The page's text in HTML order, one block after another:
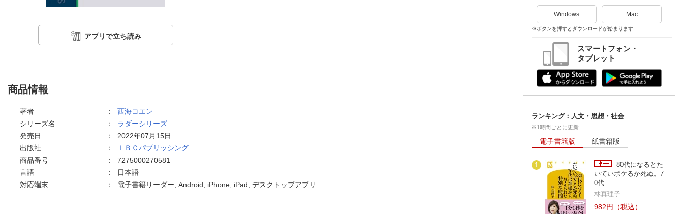
アプリで立ち読み
商品情報
著者 ： 西海コエン
シリーズ名
： ラダーシリーズ
発売日
： 2022年07月15日
出版社
：
ＩＢＣパブリッシング
商品番号
： 7275000270581
言語
：
日本語
対応端末
： 電子書籍リーダー, Android, iPhone, iPad, デスクトップアプリ
Windows Mac
※ボタンを押すとダウンロードが始まります
スマートフォン・
タブレット
ランキング：人文・思想・社会
※1時間ごとに更新
電子書籍版 紙書籍版
1
80代になるとた
いていボケるか死ぬ。7
0代…
林真理子
982円（税込）